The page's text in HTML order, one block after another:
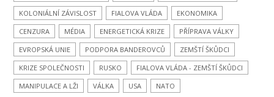
KOLONIÁLNÍ ZÁVISLOST
FIALOVA VLÁDA
EKONOMIKA
CENZURA
MÉDIA ENERGETICKÁ KRIZE
PŘÍPRAVA VÁLKY
EVROPSKÁ UNIE
PODPORA BANDEROVCŮ
ZEMŠTÍ ŠKŮDCI
KRIZE SPOLEČNOSTI
RUSKO
FIALOVA VLÁDA - ZEMŠTÍ ŠKŮDCI
MANIPULACE A LŽI
VÁLKA USA NATO